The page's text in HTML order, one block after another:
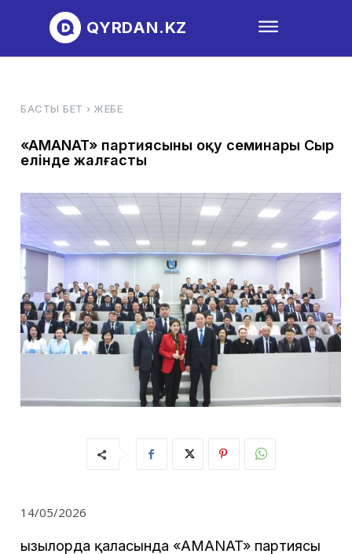
QYRDAN.KZ
БАСТЫ БЕТ ЖЕБЕ
«AMANAT» партиясының оқу семинары Сыр
елінде жалғасты
14/05/2026
Қызылорда қаласында «AMANAT» партиясы